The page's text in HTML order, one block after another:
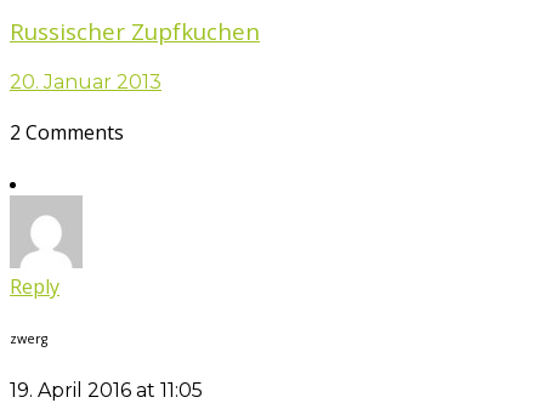
Russischer Zupfkuchen
20. Januar 2013
2 Comments
Reply
zwerg
19. April 2016 at 11:05